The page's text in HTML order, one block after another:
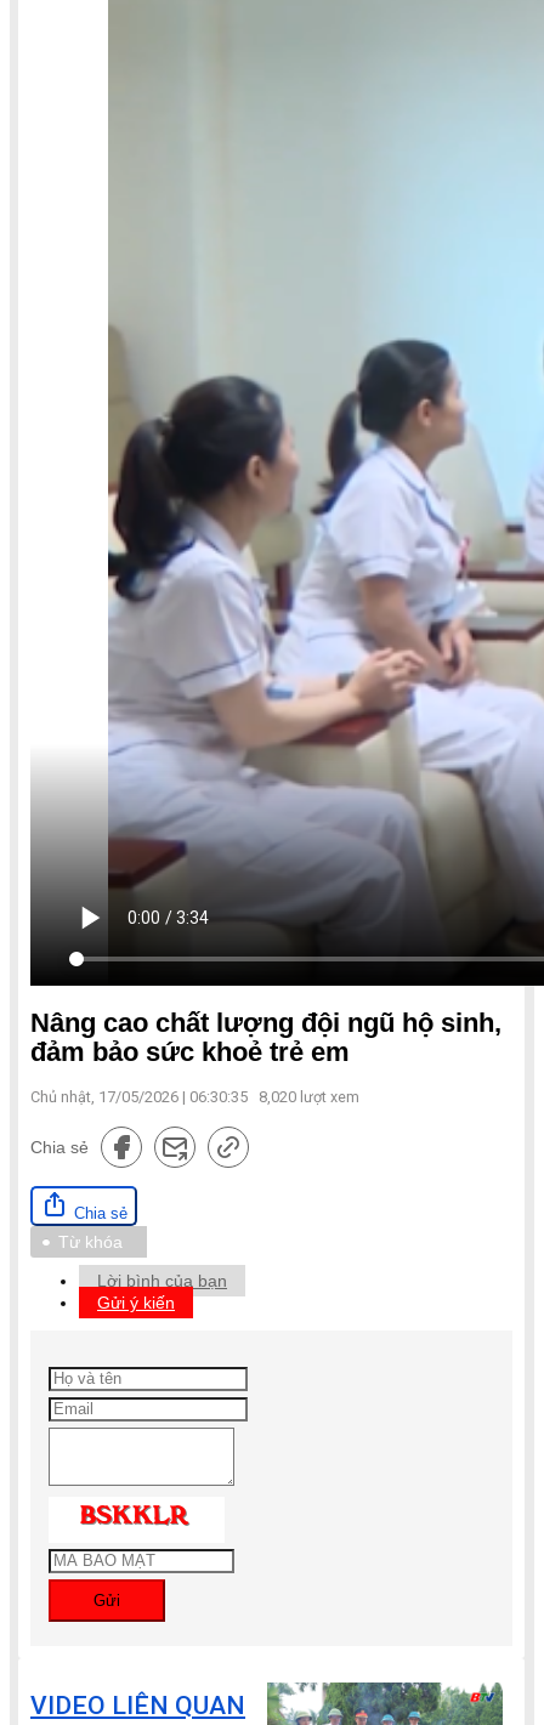
Nâng cao chất lượng đội ngũ hộ sinh,
đảm bảo sức khoẻ trẻ em
Chủ nhật, 17/05/2026 | 06:30:35 8,020 lượt xem
Chia sẻ
Chia sẻ
Từ khóa
Lời bình của bạn
Gửi ý kiến
Gửi
VIDEO LIÊN QUAN